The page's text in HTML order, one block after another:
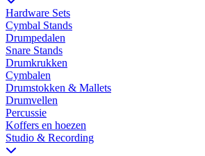
Hardware Sets
Cymbal Stands
Drumpedalen
Snare Stands
Drumkrukken
Cymbalen
Drumstokken & Mallets
Drumvellen
Percussie
Koffers en hoezen
Studio & Recording